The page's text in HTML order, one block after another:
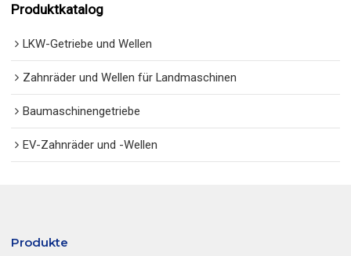
Produktkatalog
LKW-Getriebe und Wellen
Zahnräder und Wellen für Landmaschinen
Baumaschinengetriebe
EV-Zahnräder und -Wellen
Produkte